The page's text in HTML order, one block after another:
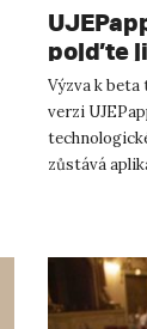
pojďte
Výzva k beta
verzi
zůstává